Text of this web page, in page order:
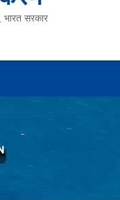
भारत सरकार